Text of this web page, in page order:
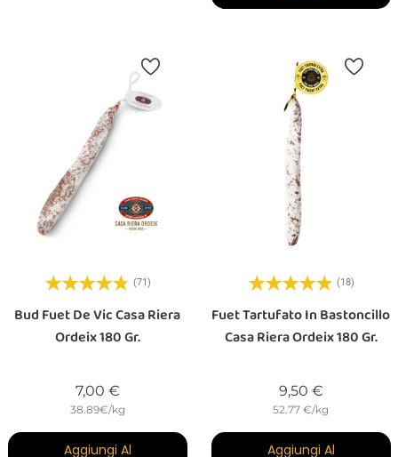
(71)
Bud Fuet De Vic Casa Riera
Ordeix 180 Gr.
7,00 €Prezzo
38.89€/kg
Aggiungi Al
(18)
Fuet Tartufato In Bastoncillo
Casa Riera Ordeix 180 Gr.
9,50 €Prezzo
52.77 €/kg
Aggiungi Al